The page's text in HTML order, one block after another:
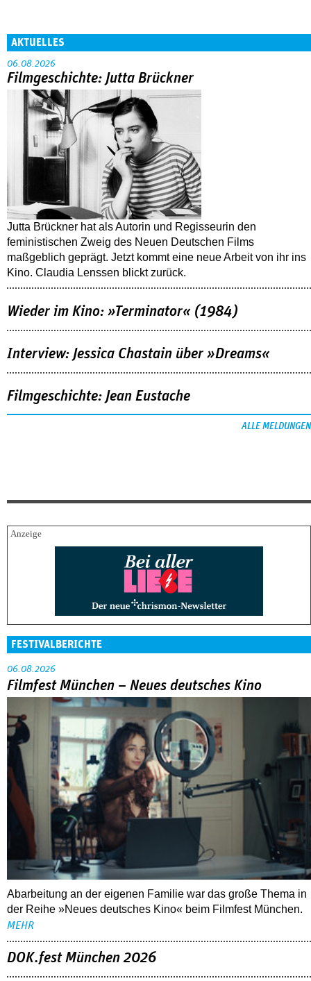
AKTUELLES
06.08.2026
Filmgeschichte: Jutta Brückner
Jutta Brückner hat als Autorin und Regisseurin den
feministischen Zweig des Neuen Deutschen Films
maßgeblich geprägt. Jetzt kommt eine neue Arbeit von ihr ins
Kino. Claudia Lenssen blickt zurück.
Wieder im Kino: »Terminator« (1984)
Interview: Jessica Chastain über »Dreams«
Filmgeschichte: Jean Eustache
ALLE MELDUNGEN
FESTIVALBERICHTE
06.08.2026
Filmfest München – Neues deutsches Kino
Abarbeitung an der eigenen Familie war das große Thema in
der Reihe »Neues deutsches Kino« beim Filmfest München.
MEHR
DOK.fest München 2026